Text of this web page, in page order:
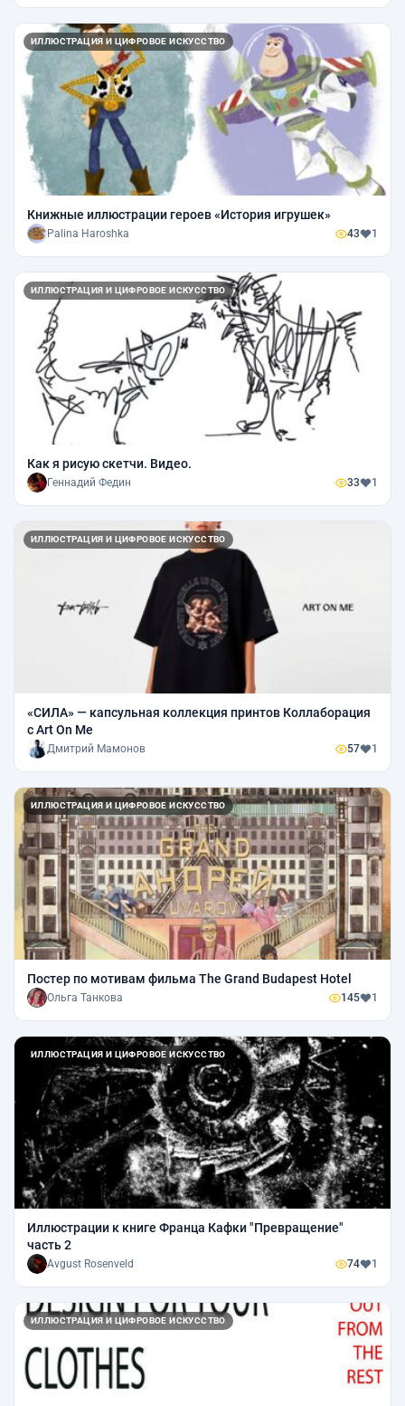
ИЛЛЮСТРАЦИЯ И ЦИФРОВОЕ ИСКУССТВО
Книжные иллюстрации героев «История игрушек»
Palina Haroshka 43 1
ИЛЛЮСТРАЦИЯ И ЦИФРОВОЕ ИСКУССТВО
Как я рисую скетчи. Видео.
Геннадий Федин 33 1
ИЛЛЮСТРАЦИЯ И ЦИФРОВОЕ ИСКУССТВО
«СИЛА» — капсульная коллекция принтов Коллаборация
с Art On Me
Дмитрий Мамонов 57 1
ИЛЛЮСТРАЦИЯ И ЦИФРОВОЕ ИСКУССТВО
Постер по мотивам фильма The Grand Budapest Hotel
Ольга Танкова 145 1
ИЛЛЮСТРАЦИЯ И ЦИФРОВОЕ ИСКУССТВО
Иллюстрации к книге Франца Кафки "Превращение"
часть 2
Avgust Rosenveld 74 1
ИЛЛЮСТРАЦИЯ И ЦИФРОВОЕ ИСКУССТВО